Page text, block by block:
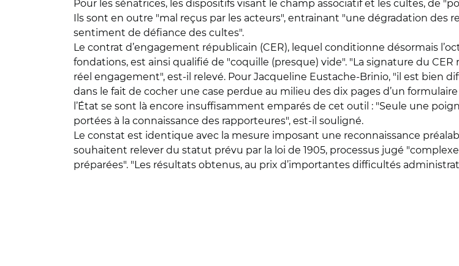
Pour les sénatrices, les dispositifs visant le champ associatif et les cultes, de
Ils sont en outre "mal reçus par les acteurs", entrainant "une dégradation des
sentiment de défiance des cultes".
Le contrat d’engagement républicain (CER), lequel conditionne désormais
fondations, est ainsi qualifié de "coquille (presque) vide". "La signature du
réel engagement", est-il relevé. Pour Jacqueline Eustache-Brinio, "il est bien
dans le fait de cocher une case perdue au milieu des dix pages d’un
l’État se sont là encore insuffisamment emparés de cet outil : "Seule une
portées à la connaissance des rapporteures", est-il souligné.
Le constat est identique avec la mesure imposant une reconnaissance
souhaitent relever du statut prévu par la loi de 1905, processus jugé
préparées". "Les résultats obtenus, au prix d’importantes difficultés